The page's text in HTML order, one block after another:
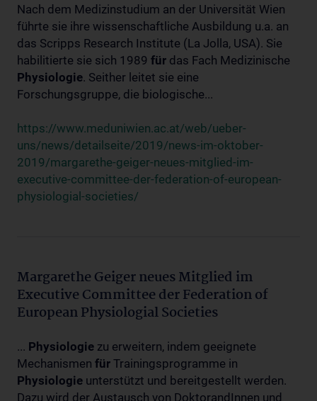
Nach dem Medizinstudium an der Universität Wien
führte sie ihre wissenschaftliche Ausbildung u.a. an
das Scripps Research Institute (La Jolla, USA). Sie
habilitierte sie sich 1989 für das Fach Medizinische
Physiologie. Seither leitet sie eine
Forschungsgruppe, die biologische...
https://www.meduniwien.ac.at/web/ueber-
uns/news/detailseite/2019/news-im-oktober-
2019/margarethe-geiger-neues-mitglied-im-
executive-committee-der-federation-of-european-
physiologial-societies/
Margarethe Geiger neues Mitglied im
Executive Committee der Federation of
European Physiologial Societies
... Physiologie zu erweitern, indem geeignete
Mechanismen für Trainingsprogramme in
Physiologie unterstützt und bereitgestellt werden.
Dazu wird der Austausch von DoktorandInnen und